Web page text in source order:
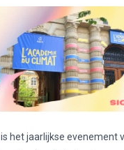
is het jaarlijkse evenement